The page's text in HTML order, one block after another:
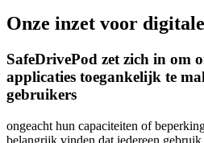
Onze inzet voor
SafeDrivePod zet zich in om
applicaties toegankelijk te
gebruikers
ongeacht hun capaciteiten of
belangrijk vinden dat iedereen